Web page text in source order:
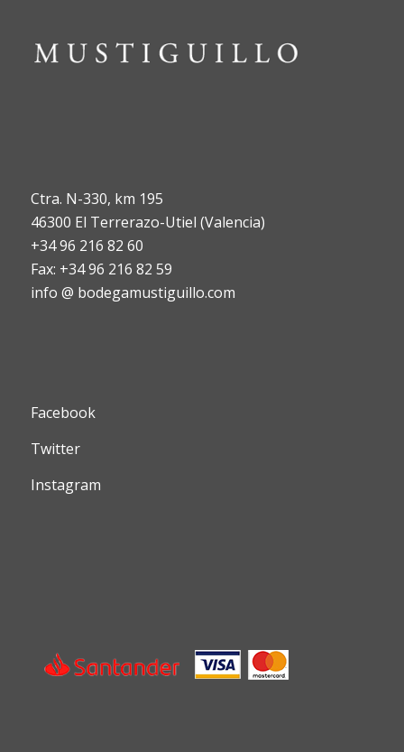
Ctra. N-330, km 195
46300 El Terrerazo-Utiel (Valencia)
+34 96 216 82 60
Fax: +34 96 216 82 59
info @ bodegamustiguillo.com
Facebook
Twitter
Instagram